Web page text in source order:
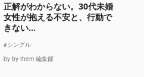
正解がわからない。30代未婚
女性が抱える不安と、行動で
きない...
#シングル
by by them 編集部